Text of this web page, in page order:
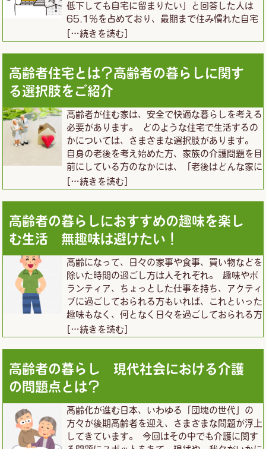
低下しても自宅に留まりたい」と回答した人は
65.1％を占めており、最期まで住み慣れた自宅
[…続きを読む]
高齢者住宅とは？高齢者の暮らしに関す
る選択肢をご紹介
高齢者が住む家は、安全で快適な暮らしを考える
必要があります。 どのような住宅で生活するの
かについては、さまざまな選択肢があります。
自身の老後を考え始めた方、家族の介護問題を目
前にしている方のなかには、「老後はどんな家に
[…続きを読む]
高齢者の暮らしにおすすめの趣味を楽し
む生活 無趣味は避けたい！
高齢になって、日々の家事や食事、買い物などを
除いた時間の過ごし方は人それぞれ。 趣味やボ
ランティア、ちょっとした仕事を持ち、アクティ
ブに過ごしておられる方もいれば、これといった
趣味もなく、何となく日々を過ごしておられる方
[…続きを読む]
高齢者の暮らし 現代社会における介護
の問題点とは？
高齢化が進む日本、いわゆる「団塊の世代」の
方々が後期高齢者を迎え、さまざまな問題が浮上
してきています。 今回はその中でも介護に関す